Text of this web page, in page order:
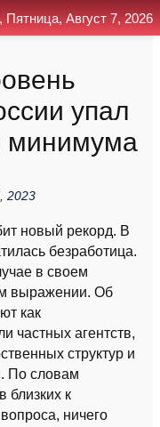
упал
минимума
2023
новый рекорд. В
безработица.
в своем
выражении. Об
как
частных агентств,
структур и
По словам
близких к
ничего
Пятница, Август 7, 2026